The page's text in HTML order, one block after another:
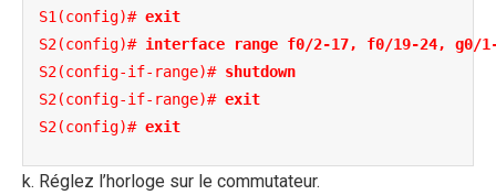
S1(config)# exit
S2(config)# interface range f0/2-17, f0/19-24, g0/
S2(config-if-range)# shutdown
S2(config-if-range)# exit
S2(config)# exit
k. Réglez l’horloge sur le commutateur.